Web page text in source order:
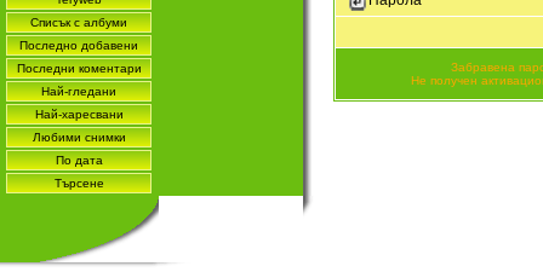
Списък с албуми
Последно добавени
Последни коментари
Най-гледани
Най-харесвани
Любими снимки
По дата
Търсене
Забравена
Не получен